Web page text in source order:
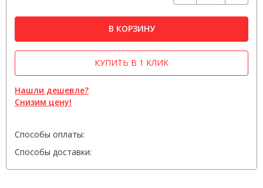
В КОРЗИНУ
Нашли дешевле?
Снизим цену!
КУПИТЬ В 1 КЛИК
Способы оплаты:
Способы доставки: